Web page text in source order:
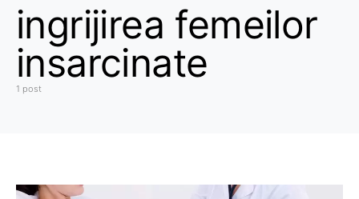
ingrijirea femeilor
insarcinate
1 post